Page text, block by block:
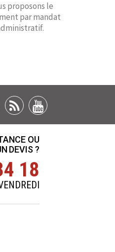
proposons le
par mandat
OU
DEVIS ?
18